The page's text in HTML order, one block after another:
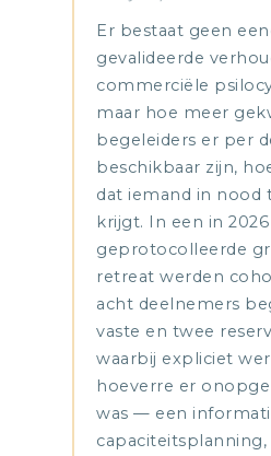
Er bestaat geen
gevalideerde
commerciële
maar hoe meer
begeleiders er per
beschikbaar zijn,
dat iemand in nood
krijgt. In een in
geprotocolleerde
retreat werden
acht deelnemers
vaste en twee
waarbij expliciet
hoeverre er
was — een